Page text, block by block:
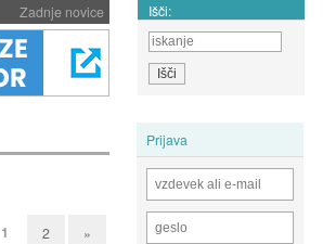
Zadnje novice Išči:
Prijava
1 2 »